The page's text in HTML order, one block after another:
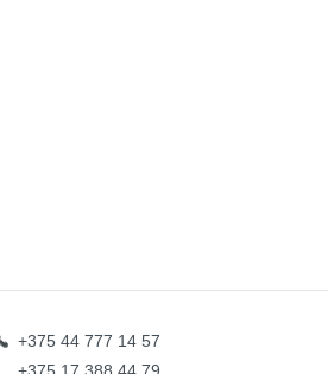
+375 44 777 14 57